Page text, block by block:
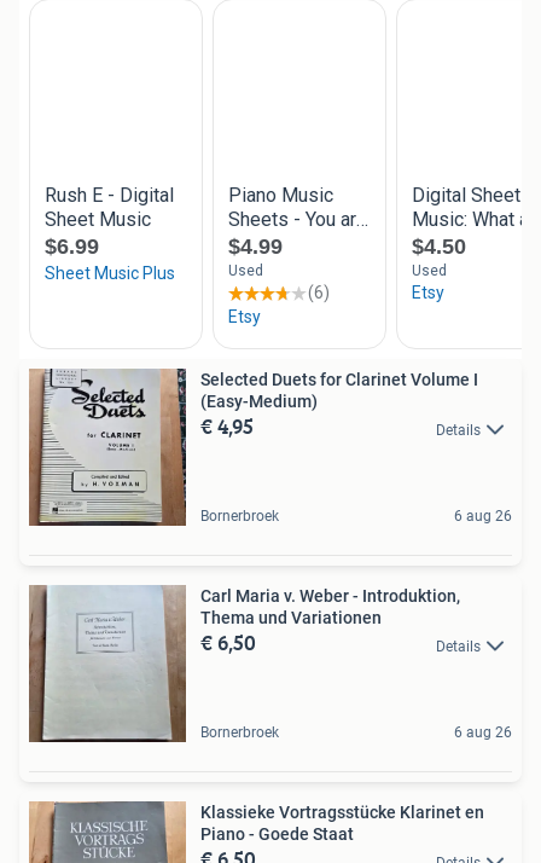
Selected Duets for Clarinet Volume I
(Easy-Medium)
€ 4,95 Details
Bornerbroek 6 aug 26
Carl Maria v. Weber - Introduktion,
Thema und Variationen
€ 6,50 Details
Bornerbroek 6 aug 26
Klassieke Vortragsstücke Klarinet en
Piano - Goede Staat